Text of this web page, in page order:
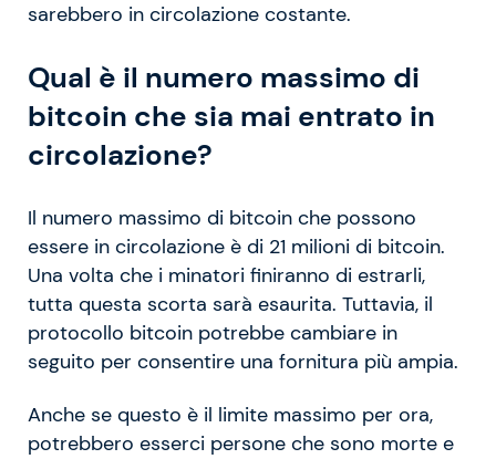
sarebbero in circolazione costante.
Qual è il numero massimo di
bitcoin che sia mai entrato in
circolazione?
Il numero massimo di bitcoin che possono
essere in circolazione è di 21 milioni di bitcoin.
Una volta che i minatori finiranno di estrarli,
tutta questa scorta sarà esaurita. Tuttavia, il
protocollo bitcoin potrebbe cambiare in
seguito per consentire una fornitura più ampia.
Anche se questo è il limite massimo per ora,
potrebbero esserci persone che sono morte e